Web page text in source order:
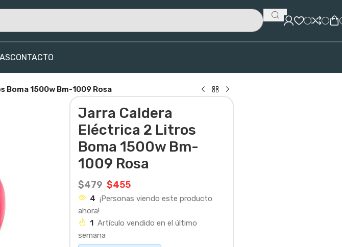
CONTACTO
1500w Bm-1009 Rosa
Jarra Caldera
Eléctrica 2 Litros
Boma 1500w Bm-
1009 Rosa
$479 $455
4 ¡Personas viendo este producto
ahora!
1 Artículo vendido en el último
semana